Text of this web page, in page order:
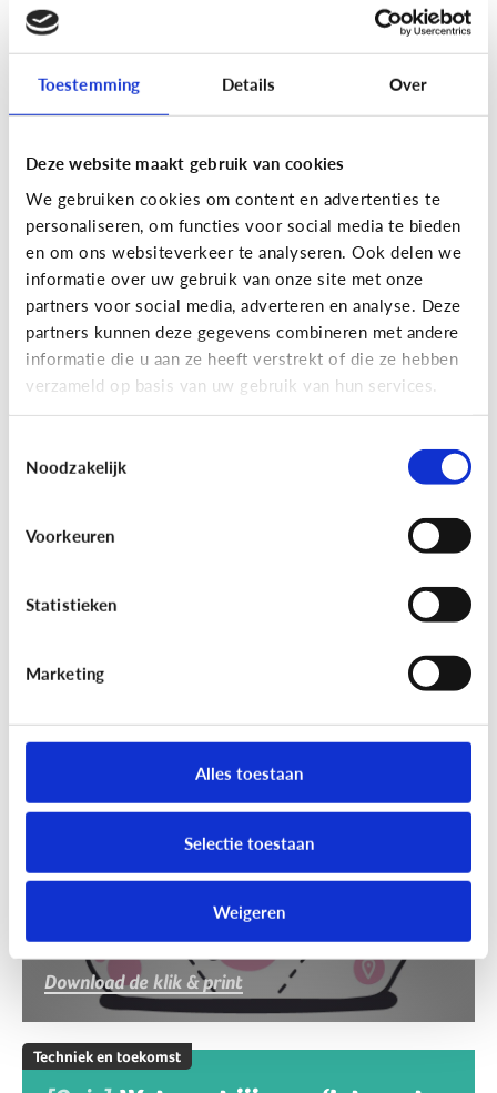
Toestemming Details Over
Deze website maakt gebruik van cookies
We gebruiken cookies om content en advertenties te
personaliseren, om functies voor social media te bieden
en om ons websiteverkeer te analyseren. Ook delen we
informatie over uw gebruik van onze site met onze
partners voor social media, adverteren en analyse. Deze
partners kunnen deze gegevens combineren met andere
informatie die u aan ze heeft verstrekt of die ze hebben
verzameld op basis van uw gebruik van hun services.
Noodzakelijk
Voorkeuren
Statistieken
Marketing
Alles toestaan
Selectie toestaan
Weigeren
Wat zijn smart devices?
Techniek en toekomst
Wat je moet weten over VR en AR
[Klik & Print]Slim speelgoed: waar
moet ik op letten?
Download de klik & print
Techniek en toekomst